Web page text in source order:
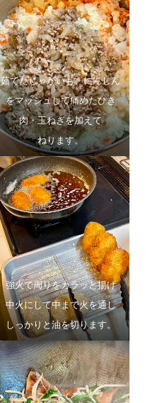
茹でたじゃがいも、にんじん
をマッシュして痛めたひき
肉・玉ねぎを加えて
ねります。
強火で周りをカラッと揚げ
中火にして中まで火を通し
しっかりと油を切ります。